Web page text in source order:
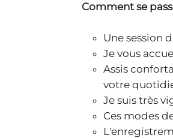
Comment se
Une session
Je vous
Assis
votre
Je suis très
Ces modes